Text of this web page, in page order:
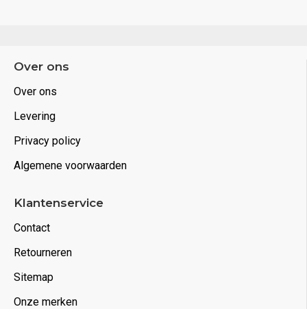
Over ons
Over ons
Levering
Privacy policy
Algemene voorwaarden
Klantenservice
Contact
Retourneren
Sitemap
Onze merken